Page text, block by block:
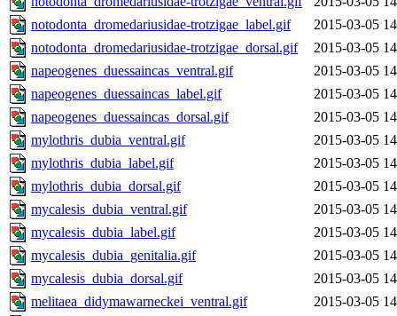
notodonta_dromedariusidae-trotzigae_label.gif
2015-03-05
notodonta_dromedariusidae-trotzigae_dorsal.gif
2015-03-05
napeogenes_duessaincas_ventral.gif
2015-03-05
napeogenes_duessaincas_label.gif
2015-03-05
napeogenes_duessaincas_dorsal.gif
2015-03-05
mylothris_dubia_ventral.gif
2015-03-05
mylothris_dubia_label.gif
2015-03-05
mylothris_dubia_dorsal.gif
2015-03-05
mycalesis_dubia_ventral.gif
2015-03-05
mycalesis_dubia_label.gif
2015-03-05
mycalesis_dubia_genitalia.gif
2015-03-05
mycalesis_dubia_dorsal.gif
2015-03-05
melitaea_didymawarneckei_ventral.gif
2015-03-05